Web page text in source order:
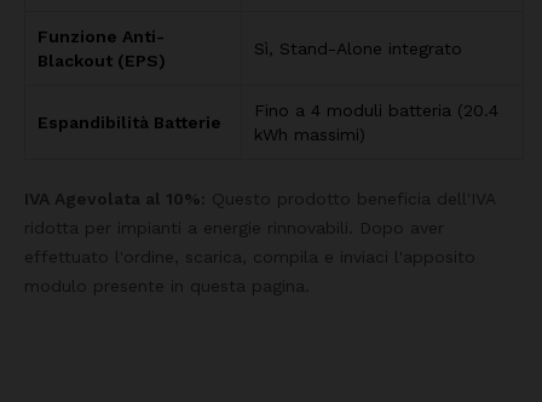
Funzione Anti-
Blackout (EPS)
Sì, Stand-Alone integrato
Espandibilità Batterie
Fino a 4 moduli batteria (20.4
kWh massimi)
IVA Agevolata al 10%:
Questo prodotto beneficia dell'IVA
ridotta per impianti a energie rinnovabili. Dopo aver
effettuato l'ordine, scarica, compila e inviaci l'apposito
modulo presente in questa pagina.